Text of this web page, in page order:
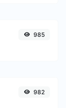
985
982